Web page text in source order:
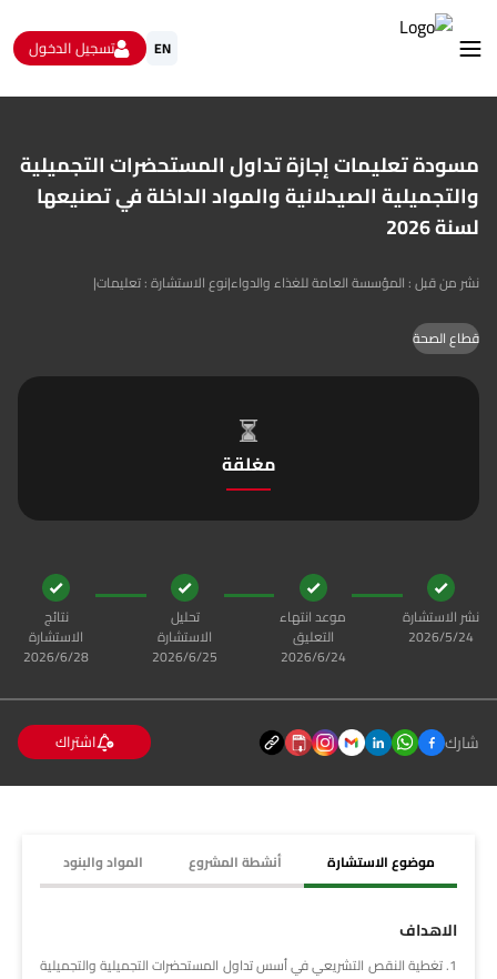
EN تسجيل الدخول
الاستبيانات و استطلاعات الرأي
البيانات المفتوحة
من نحن
تواصل معنا
مسودة تعليمات إجازة تداول المستحضرات التجميلية
والتجميلية الصيدلانية والمواد الداخلة في تصنيعها
لسنة 2026
نشر من قبل : المؤسسة العامة للغذاء والدواء|نوع الاستشارة : تعليمات|
قطاع الصحة
مغلقة
نشر الاستشارة
24‏‏/5‏‏/2026
موعد انتهاء
التعليق
24‏‏/6‏‏/2026
تحليل
الاستشارة
25‏‏/6‏‏/2026
نتائج
الاستشارة
28‏‏/6‏‏/2026
شارك اشتراك
موضوع الاستشارة أنشطة المشروع المواد والبنود
الاهداف
1. تغطية النقص التشريعي في أسس تداول المستحضرات التجميلية والتجميلية